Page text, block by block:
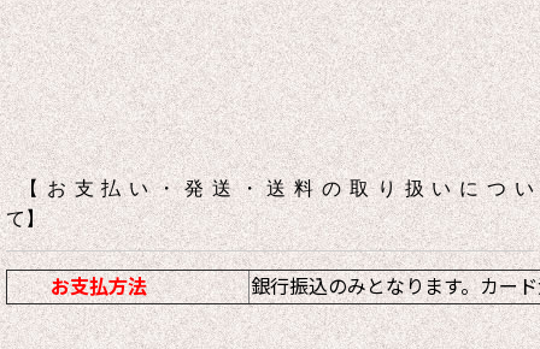
【お支払い・発送・送料の取り扱いについ
て】
お支払方法 銀行振込のみとなります。カー